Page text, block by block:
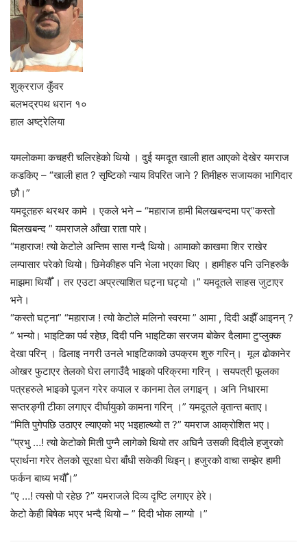
शुक्रराज कुँवर
बलभद्रपथ धरान १०
हाल अष्ट्रेलिया
यमलोकमा कचहरी चलिरहेको थियो । दुई यमदूत खाली हात आएको देखेर यमराज
कडकिए – “खाली हात ? सृष्टिको न्याय विपरित जाने ? तिमीहरु सजायका भागिदार
छौ।”
यमदूतहरु थरथर कामे । एकले भने – “महाराज हामी बिलखबन्दमा पर्”कस्तो
बिलखबन्द ” यमराजले आँखा राता पारे।
“महाराज! त्यो केटोले अन्तिम सास गन्दै थियो। आमाको काखमा शिर राखेर
लम्पासार परेको थियो। छिमेकीहरु पनि भेला भएका थिए । हामीहरु पनि उनिहरुकै
माझमा थियौँ । तर एउटा अप्रत्याशित घट्ना घट्यो ।” यमदूतले साहस जुटाएर
भने।
“कस्तो घट्ना” “महाराज ! त्यो केटोले मलिनो स्वरमा ” आमा , दिदी अझैँ आइनन् ?
” भन्यो। भाइटिका पर्व रहेछ, दिदी पनि भाइटिका सरजम बोकेर दैलामा टुप्लुक्क
देखा परिन् । ढिलाइ नगरी उनले भाइटिकाको उपक्रम शुरु गरिन्। मूल ढोकानेर
ओखर फुटाएर तेलको घेरा लगाउँदै भाइको परिक्रमा गरिन् । सयपत्री फूलका
पत्रहरुले भाइको पूजन गरेर कपाल र कानमा तेल लगाइन् । अनि निधारमा
सप्तरङ्गी टीका लगाएर दीर्घायुको कामना गरिन् ।” यमदूतले वृतान्त बताए।
“मिति पुगेपछि उठाएर ल्याएको भए भइहाल्थ्यो त ?” यमराज आक्रोशित भए।
“प्रभु …! त्यो केटोको मिती पुग्नै लागेको थियो तर अघिनै उसकी दिदीले हजुरको
प्रार्थना गरेर तेलको सूरक्षा घेरा बाँधी सकेकी थिइन्। हजुरको वाचा सम्झेर हामी
फर्कन बाध्य भयौँ।”
“ए …! त्यसो पो रहेछ ?” यमराजले दिव्य दृष्टि लगाएर हेरे।
केटो केही बिषेक भएर भन्दै थियो – ” दिदी भोक लाग्यो ।”